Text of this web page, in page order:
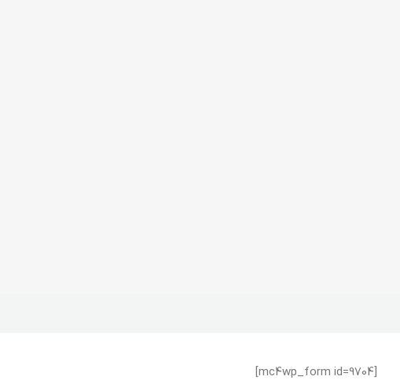
[mc4wp_form id=9704]